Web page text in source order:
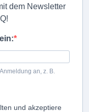
dem Newsletter
an, z. B.
und akzeptiere